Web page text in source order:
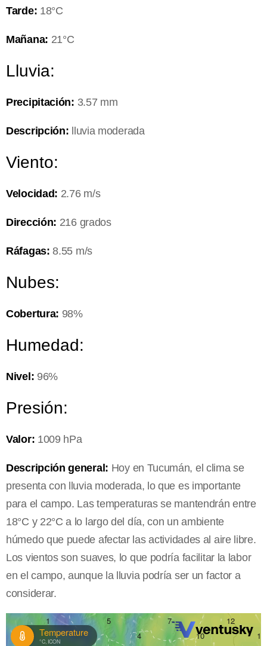
Tarde: 18°C
Mañana: 21°C
Lluvia:
Precipitación: 3.57 mm
Descripción: lluvia moderada
Viento:
Velocidad: 2.76 m/s
Dirección: 216 grados
Ráfagas: 8.55 m/s
Nubes:
Cobertura: 98%
Humedad:
Nivel: 96%
Presión:
Valor: 1009 hPa
Descripción general: Hoy en Tucumán, el clima se
presenta con lluvia moderada, lo que es importante
para el campo. Las temperaturas se mantendrán entre
18°C y 22°C a lo largo del día, con un ambiente
húmedo que puede afectar las actividades al aire libre.
Los vientos son suaves, lo que podría facilitar la labor
en el campo, aunque la lluvia podría ser un factor a
considerar.